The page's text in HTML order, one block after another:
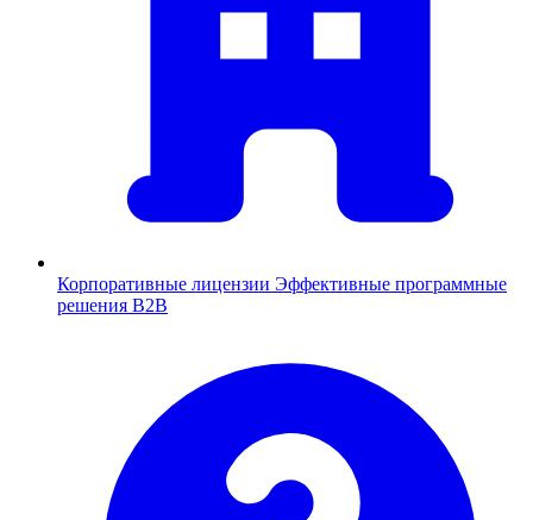
Корпоративные лицензии Эффективные программные
решения B2B